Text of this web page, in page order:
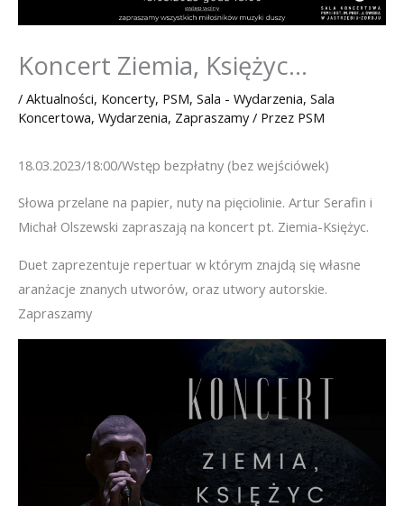
Koncert Ziemia, Księżyc…
/ Aktualności, Koncerty, PSM, Sala - Wydarzenia, Sala
Koncertowa, Wydarzenia, Zapraszamy/ Przez PSM
18.03.2023/18:00/Wstęp bezpłatny (bez wejściówek)
Słowa przelane na papier, nuty na pięciolinie. Artur Serafin i
Michał Olszewski zapraszają na koncert pt. Ziemia-Księżyc.
Duet zaprezentuje repertuar w którym znajdą się własne
aranżacje znanych utworów, oraz utwory autorskie.
Zapraszamy